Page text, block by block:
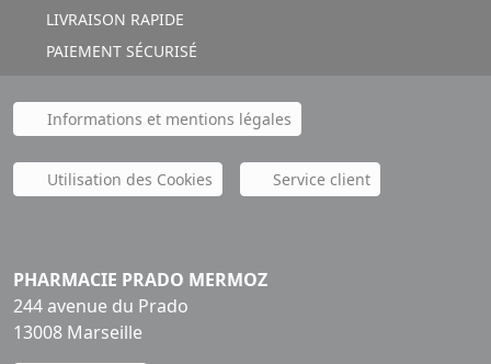
LIVRAISON RAPIDE
PAIEMENT SÉCURISÉ
Informations et mentions légales
Utilisation des Cookies Service client
PHARMACIE PRADO MERMOZ
244 avenue du Prado
13008 Marseille